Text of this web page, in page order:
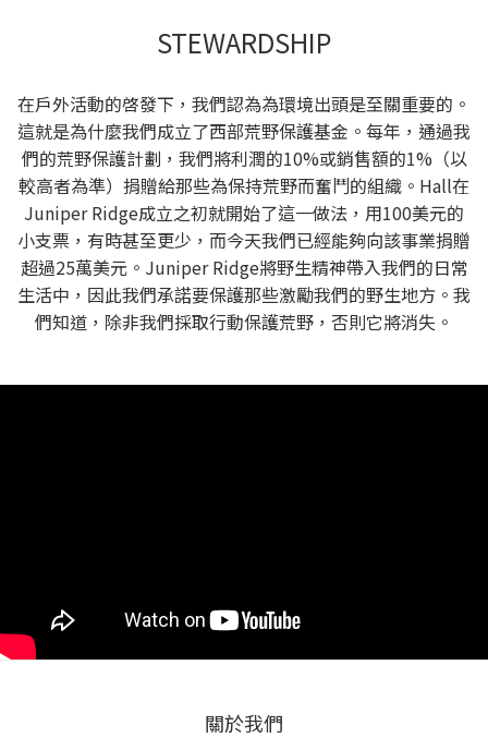
STEWARDSHIP
在戶外活動的啓發下，我們認為為環境出頭是至關重要的。
這就是為什麼我們成立了西部荒野保護基金。每年，通過我
們的荒野保護計劃，我們將利潤的10%或銷售額的1%（以
較高者為準）捐贈給那些為保持荒野而奮鬥的組織。Hall在
Juniper Ridge成立之初就開始了這一做法，用100美元的
小支票，有時甚至更少，而今天我們已經能夠向該事業捐贈
超過25萬美元。Juniper Ridge將野生精神帶入我們的日常
生活中，因此我們承諾要保護那些激勵我們的野生地方。我
們知道，除非我們採取行動保護荒野，否則它將消失。
關於我們